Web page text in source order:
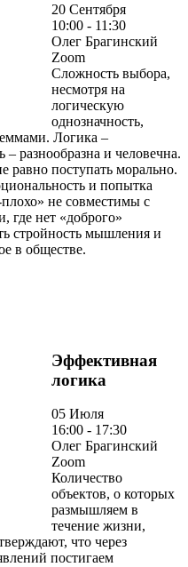
20 Сентября
10:00 - 11:30
Олег Брагинский
Zoom
Сложность выбора,
несмотря на
логическую
однозначность,
Логика –
разнообразна и человечна.
равно поступать морально.
и попытка
не совместимы с
где нет «доброго»
стройность мышления и
в обществе.
Эффективная
логика
05 Июля
16:00 - 17:30
Олег Брагинский
Zoom
Количество
объектов, о которых
размышляем в
течение жизни,
что через
постигаем